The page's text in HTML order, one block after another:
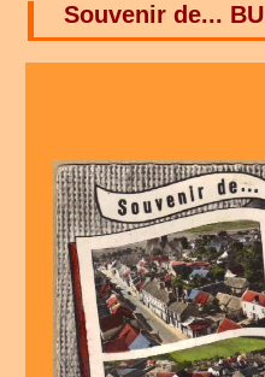
Souvenir de... BU